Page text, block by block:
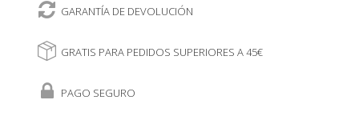
GARANTÍA DE DEVOLUCIÓN
GRATIS PARA PEDIDOS SUPERIORES A 45€
PAGO SEGURO